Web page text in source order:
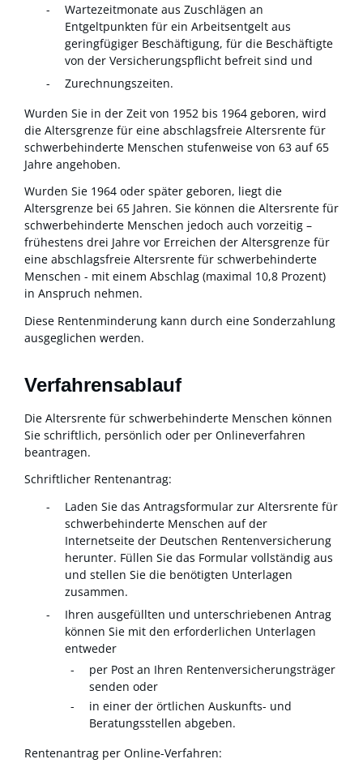
Wartezeitmonate aus Zuschlägen an
Entgeltpunkten für ein Arbeitsentgelt aus
geringfügiger Beschäftigung, für die Beschäftigte
von der Versicherungspflicht befreit sind und
Zurechnungszeiten.
Wurden Sie in der Zeit von 1952 bis 1964 geboren, wird
die Altersgrenze für eine abschlagsfreie Altersrente für
schwerbehinderte Menschen stufenweise von 63 auf 65
Jahre angehoben.
Wurden Sie 1964 oder später geboren, liegt die
Altersgrenze bei 65 Jahren. Sie können die Altersrente für
schwerbehinderte Menschen jedoch auch vorzeitig –
frühestens drei Jahre vor Erreichen der Altersgrenze für
eine abschlagsfreie Altersrente für schwerbehinderte
Menschen - mit einem Abschlag (maximal 10,8 Prozent)
in Anspruch nehmen.
Diese Rentenminderung kann durch eine Sonderzahlung
ausgeglichen werden.
Verfahrensablauf
Die Altersrente für schwerbehinderte Menschen können
Sie schriftlich, persönlich oder per Onlineverfahren
beantragen.
Schriftlicher Rentenantrag:
Laden Sie das Antragsformular zur Altersrente für
schwerbehinderte Menschen auf der
Internetseite der Deutschen Rentenversicherung
herunter. Füllen Sie das Formular vollständig aus
und stellen Sie die benötigten Unterlagen
zusammen.
Ihren ausgefüllten und unterschriebenen Antrag
können Sie mit den erforderlichen Unterlagen
entweder
per Post an Ihren Rentenversicherungsträger
senden oder
in einer der örtlichen Auskunfts- und
Beratungsstellen abgeben.
Rentenantrag per Online-Verfahren: